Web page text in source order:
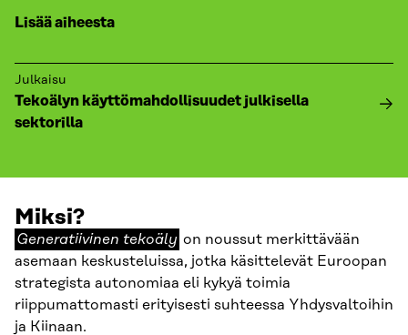
Lisää aiheesta
Julkaisu
Tekoälyn käyttömahdollisuudet julkisella
sektorilla
Miksi?
Generatiivinen
tekoäly
Generatiivinen tekoäly on noussut merkittävään
asemaan keskusteluissa, jotka käsittelevät Euroopan
strategista autonomiaa eli kykyä toimia
riippumattomasti erityisesti suhteessa Yhdysvaltoihin
ja Kiinaan.